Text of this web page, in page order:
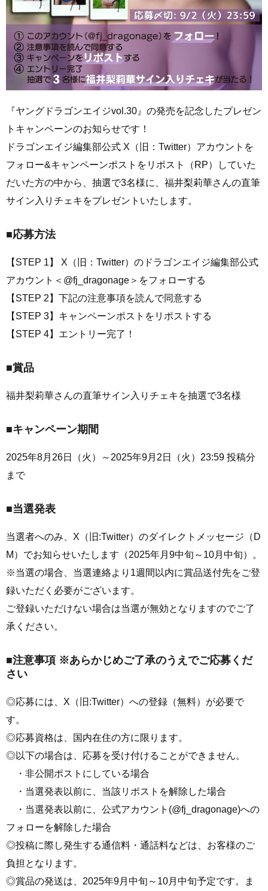
『ヤングドラゴンエイジvol.30』の発売を記念したプレゼン
トキャンペーンのお知らせです！
ドラゴンエイジ編集部公式 X（旧：Twitter）アカウントを
フォロー&キャンペーンポストをリポスト（RP）していた
だいた方の中から、抽選で3名様に、福井梨莉華さんの直筆
サイン入りチェキをプレゼントいたします。
■応募方法
【STEP 1】 X（旧：Twitter）のドラゴンエイジ編集部公式
アカウント＜@fj_dragonage＞をフォローする
【STEP 2】下記の注意事項を読んで同意する
【STEP 3】キャンペーンポストをリポストする
【STEP 4】エントリー完了！
■賞品
福井梨莉華さんの直筆サイン入りチェキを抽選で3名様
■キャンペーン期間
2025年8月26日（火）～2025年9月2日（火）23:59 投稿分
まで
■当選発表
当選者へのみ、X（旧:Twitter）のダイレクトメッセージ（D
M）でお知らせいたします（2025年月9中旬～10月中旬）。
※当選の場合、当選連絡より1週間以内に賞品送付先をご登
録いただく必要がございます。
ご登録いただけない場合は当選が無効となりますのでご了
承ください。
■注意事項 ※あらかじめご了承のうえでご応募くだ
さい
◎応募には、X（旧:Twitter）への登録（無料）が必要で
す。
◎応募資格は、国内在住の方に限ります。
◎以下の場合は、応募を受け付けることができません。
・非公開ポストにしている場合
・当選発表以前に、当該リポストを解除した場合
・当選発表以前に、公式アカウント(@fj_dragonage)への
フォローを解除した場合
◎投稿に際し発生する通信料・通話料などは、お客様のご
負担となります。
◎賞品の発送は、2025年9月中旬～10月中旬予定です。ま